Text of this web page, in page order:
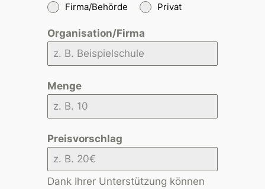
Firma/Behörde
Privat
Organisation/Firma
Menge
Preisvorschlag
Dank Ihrer Unterstützung können